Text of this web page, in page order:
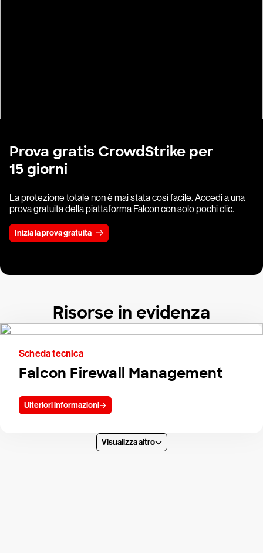
Prova gratis CrowdStrike per
15 giorni
La protezione totale non è mai stata così facile. Accedi a una
prova gratuita della piattaforma Falcon con solo pochi clic.
Inizia la prova gratuita
Risorse in evidenza
Scheda tecnica
Falcon Firewall Management
Ulteriori informazioni
Visualizza altro